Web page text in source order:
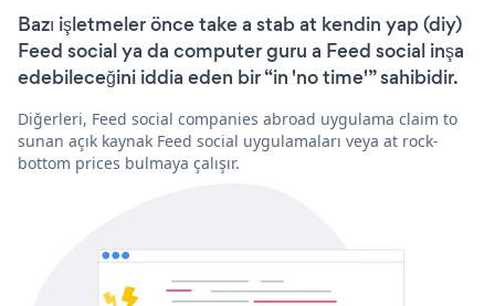
Bazı işletmeler önce take a stab at kendin yap (diy)
Feed social ya da computer guru a Feed social inşa
edebileceğini iddia eden bir “in 'no time'” sahibidir.
Diğerleri, Feed social companies abroad uygulama claim to
sunan açık kaynak Feed social uygulamaları veya at rock-
bottom prices bulmaya çalışır.